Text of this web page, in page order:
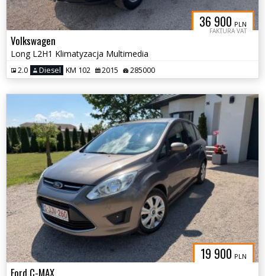
36 900 PLN
FAKTURA VAT
Volkswagen
Long L2H1 Klimatyzacja Multimedia
2.0 Diesel KM 102 2015 285000
19 900 PLN
Ford C-MAX